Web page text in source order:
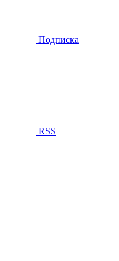
Подписка
RSS